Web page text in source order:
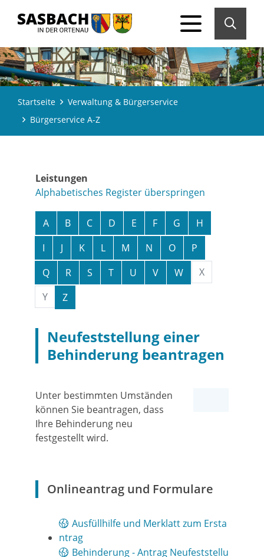
Startseite
Verwaltung & Bürgerservice
Bürgerservice A-Z
Leistungen
Alphabetisches Register überspringen
A B C D E F G
H
I
J K L M N O
P
Q
R S T U V W
X
Y
Z
Neufeststellung einer
Behinderung beantragen
Unter bestimmten Umständen
können Sie beantragen, dass
Ihre Behinderung neu
festgestellt wird.
Onlineantrag und Formulare
Ausfüllhilfe und Merklatt zum Ersta
ntrag
Behinderung - Antrag Neufeststellu